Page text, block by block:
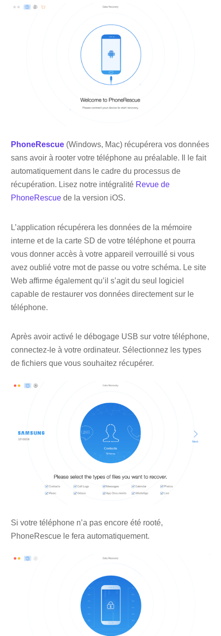
PhoneRescue (Windows, Mac) récupérera vos données
sans avoir à rooter votre téléphone au préalable. Il le fait
automatiquement dans le cadre du processus de
récupération. Lisez notre intégralité Revue de
PhoneRescue de la version iOS.
L’application récupérera les données de la mémoire
interne et de la carte SD de votre téléphone et pourra
vous donner accès à votre appareil verrouillé si vous
avez oublié votre mot de passe ou votre schéma. Le site
Web affirme également qu’il s’agit du seul logiciel
capable de restaurer vos données directement sur le
téléphone.
Après avoir activé le débogage USB sur votre téléphone,
connectez-le à votre ordinateur. Sélectionnez les types
de fichiers que vous souhaitez récupérer.
Si votre téléphone n’a pas encore été rooté,
PhoneRescue le fera automatiquement.